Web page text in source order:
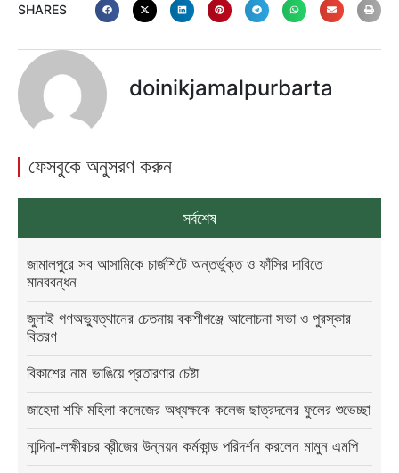
SHARES
doinikjamalpurbarta
ফেসবুকে অনুসরণ করুন
সর্বশেষ
জামালপুরে সব আসামিকে চার্জশিটে অন্তর্ভুক্ত ও ফাঁসির দাবিতে
মানববন্ধন
জুলাই গণঅভ্যুত্থানের চেতনায় বকশীগঞ্জে আলোচনা সভা ও পুরস্কার
বিতরণ
বিকাশের নাম ভাঙিয়ে প্রতারণার চেষ্টা
জাহেদা শফি মহিলা কলেজের অধ্যক্ষকে কলেজ ছাত্রদলের ফুলের শুভেচ্ছা
নান্দিনা-লক্ষীরচর ব্রীজের উন্নয়ন কর্মকান্ড পরিদর্শন করলেন মামুন এমপি